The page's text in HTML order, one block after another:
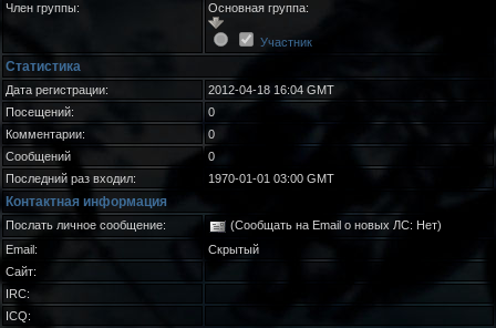
Член группы:
Основная группа:
Участник
Статистика
Дата регистрации:
2012-04-18 16:04 GMT
Посещений:
0
Комментарии:
0
Сообщений
0
Последний раз входил:
1970-01-01 03:00 GMT
Контактная информация
Послать личное сообщение:
(Сообщать на Email о новых ЛС: Нет)
Email:
Скрытый
Сайт:
IRC:
ICQ: